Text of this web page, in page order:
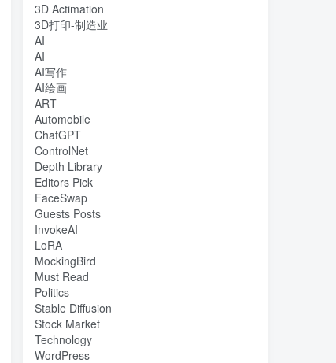
3D Actimation
3D打印-制造业
AI
AI
AI写作
AI绘画
ART
Automobile
ChatGPT
ControlNet
Depth Library
Editors Pick
FaceSwap
Guests Posts
InvokeAI
LoRA
MockingBird
Must Read
Politics
Stable Diffusion
Stock Market
Technology
WordPress